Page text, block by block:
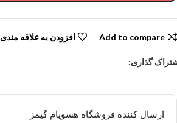
Add to compare افزودن به علاقه مندی
گذاری:
ارسال کننده فروشگاه هسویام گیمز